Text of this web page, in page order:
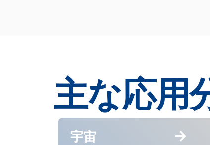
主な応用
宇宙